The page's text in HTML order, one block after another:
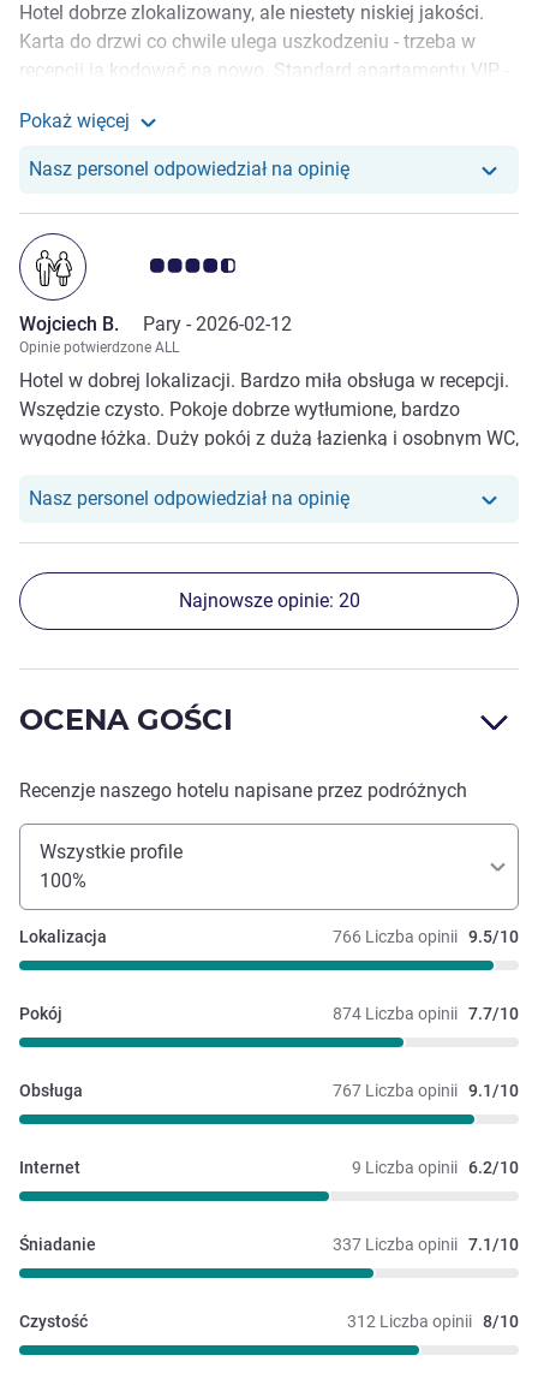
Podsumowując hotel z ogromnym potencjałem do
fantastycznego wypoczynku ale należy popracować nad
podejściem i zajmowaniem się gośćmi.
Hotel dobrze zlokalizowany, ale niestety niskiej jakości.
Karta do drzwi co chwile ulega uszkodzeniu - trzeba w
recepcji ją kodować na nowo. Standard apartamentu VIP -
dobrze nieprzytwierdzona. Brak zasłonek w apartamencie.
Poza tym poprawnie, serwis w pokoju dobry. Minibar
uzupełniany, w cenie pokoju - to na plus. Śniadanie bardzo
ubogie i bardzo szkoda. W pozostałych hotelach dużo
bardziej urozmaicone i „hiszpańskie”. Inne hotele novotel,
w których byłem to zupełnie inny świat. Tutaj na pewno
pracownicy hotelu na duży plus, bo mili i kompetentni.
Lokalizacja też na plus.
Pokaż więcej
Nasz personel odpowiedział na opinię
Ocena klientów 4.5/5
Wojciech B. Pary - 2026-02-12
Opinie potwierdzone ALL
Hotel w dobrej lokalizacji. Bardzo miła obsługa w recepcji.
Wszędzie czysto. Pokoje dobrze wytłumione, bardzo
wygodne łóżka. Duży pokój z dużą łazienką i osobnym WC,
Piękny widok z 4 piętra.
Nasz personel odpowiedział na opinię
Najnowsze opinie: 20
OCENA GOŚCI
Recenzje naszego hotelu napisane przez podróżnych
Wszystkie profile
100%
766 Liczba opinii 9.5/10
Lokalizacja
874 Liczba opinii 7.7/10
Pokój
767 Liczba opinii 9.1/10
Obsługa
9 Liczba opinii 6.2/10
Internet
337 Liczba opinii 7.1/10
Śniadanie
312 Liczba opinii 8/10
Czystość